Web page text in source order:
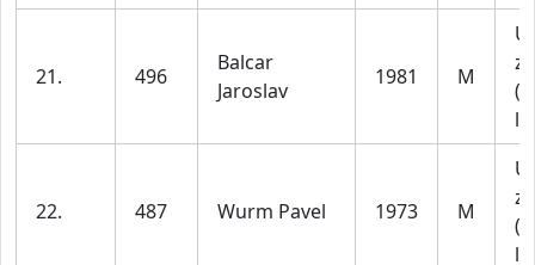
21. 496
Balcar
Jaroslav
1981 M
22. 487 Wurm Pavel 1973 M